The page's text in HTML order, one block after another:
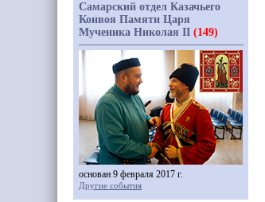
Самарский отдел Казачьего
Конвоя Памяти Царя
Мученика Николая II (149)
основан 9 февраля 2017 г.
Другие события